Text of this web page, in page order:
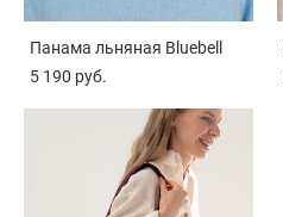
Панама льняная Bluebell
5 190 pуб.